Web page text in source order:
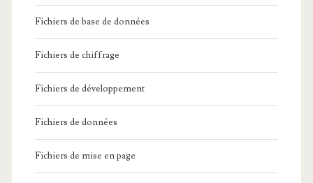
Fichiers de base de données
Fichiers de chiffrage
Fichiers de développement
Fichiers de données
Fichiers de mise en page